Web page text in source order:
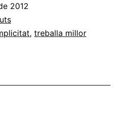
tasques?
Més
2012
, treballa millor